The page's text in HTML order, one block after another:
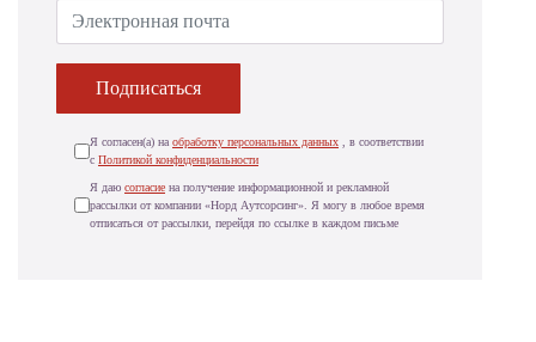
Подписаться
Я согласен(а) на обработку персональных данных , в соответствии
с Политикой конфиденциальности
Я даю согласие на получение информационной и рекламной
рассылки от компании «Норд Аутсорсинг». Я могу в любое время
отписаться от рассылки, перейдя по ссылке в каждом письме